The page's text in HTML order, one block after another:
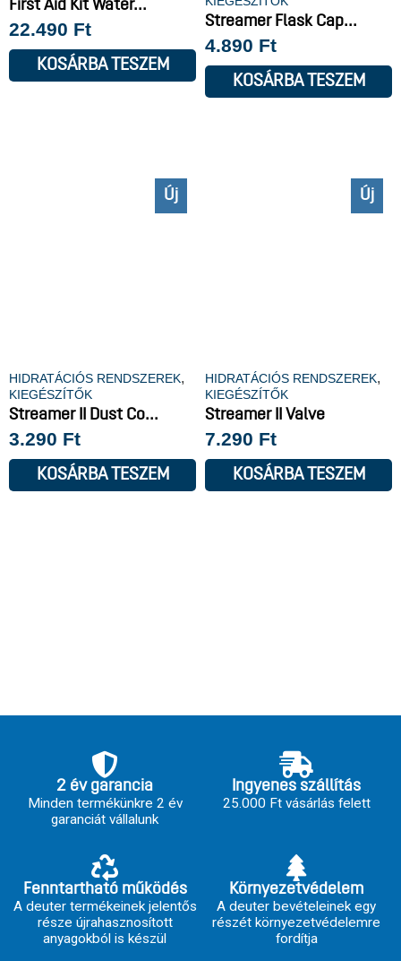
First Aid Kit Water...
22.490 Ft
KOSÁRBA TESZEM
Streamer Flask Cap...
4.890 Ft
KOSÁRBA TESZEM
Új
HIDRATÁCIÓS RENDSZEREK,
KIEGÉSZÍTŐK
Streamer II Dust Co...
3.290 Ft
KOSÁRBA TESZEM
Új
HIDRATÁCIÓS RENDSZEREK,
KIEGÉSZÍTŐK
Streamer II Valve
7.290 Ft
KOSÁRBA TESZEM
2 év garancia
Minden termékünkre 2 év
garanciát vállalunk
Ingyenes szállítás
25.000 Ft vásárlás felett
Fenntartható működés
A deuter termékeinek jelentős
része újrahasznosított
anyagokból is készül
Környezetvédelem
A deuter bevételeinek egy
részét környezetvédelemre
fordítja